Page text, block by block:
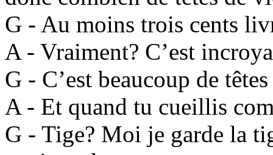
G - Au moins trois cents
A - Vraiment? C’est
G - C’est beaucoup de
A - Et quand tu cueillis
G - Tige? Moi je garde la